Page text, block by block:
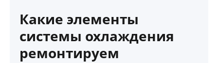
Какие элементы
системы охлаждения
ремонтируем